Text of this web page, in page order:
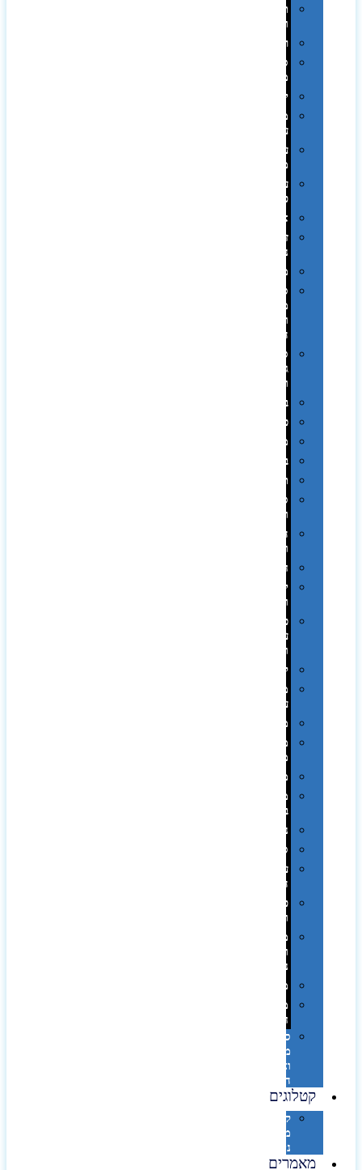
תערוכות
וכנסים
רמקולים
סוכריות
ממותגות
יודאיקה
מארזי
עטים
עטי
מתכת
עטי
פלסטיק
אוזניות
זכרונות
ניידים
מפצלים
סביבת
מחשב
וציוד
היקפי
סוללות
גיבוי
ומטענים
ביגוד
כובעים
מגבות
בקבוקים
תרמי
ספלים
וכוסות
הוקרה
ואומנות
חגים
יין
ומארזים
כלי
עבודה
ופנסים
למטבח
מוצרי
עור
מחברות
מחזיקי
מפתחות
משחקים
מתנה
בפחית
נסיעות
ספורט
על
השולחן…
פינוק
וספא
מזוודות
ותיקי
נסיעות
מטריות
מוצרי
חוף
סביבת
מחשב
וציוד
היקפי
קטלוגים
קטלוג
מוצרי
נייר
מאמרים